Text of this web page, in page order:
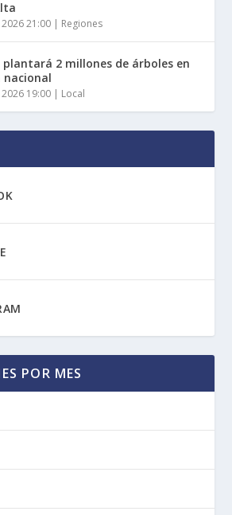
21:00 | Regiones
plantará 2 millones de árboles en
nacional
19:00 | Local
POR MES